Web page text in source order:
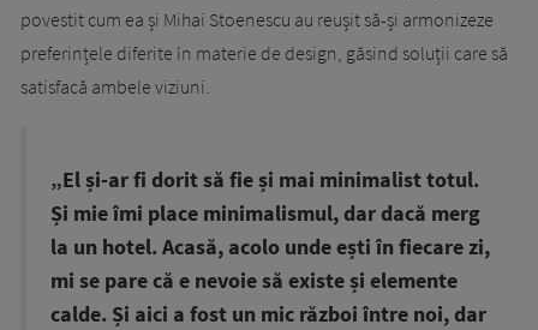
povestit cum ea și Mihai Stoenescu au reușit să-și armonizeze
preferințele diferite în materie de design, găsind soluții care să
satisfacă ambele viziuni.
„El și-ar fi dorit să fie și mai minimalist totul.
Și mie îmi place minimalismul, dar dacă merg
la un hotel. Acasă, acolo unde ești în fiecare zi,
mi se pare că e nevoie să existe și elemente
calde. Și aici a fost un mic război între noi, dar